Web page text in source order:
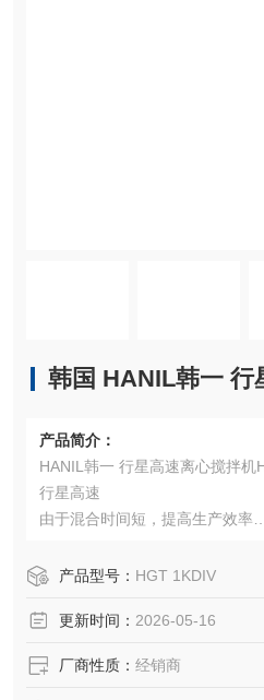
韩国 HANIL韩一 行
产品简介：
HANIL韩一 行星高速离心搅拌机
行星高速
由于混合时间短，提高生产效率
产品型号： HGT 1KDIV
更新时间： 2026-05-16
厂商性质： 经销商